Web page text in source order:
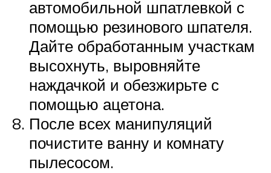
автомобильной шпатлевкой с
помощью резинового шпателя.
Дайте обработанным участкам
высохнуть, выровняйте
наждачкой и обезжирьте с
помощью ацетона.
После всех манипуляций
почистите ванну и комнату
пылесосом.